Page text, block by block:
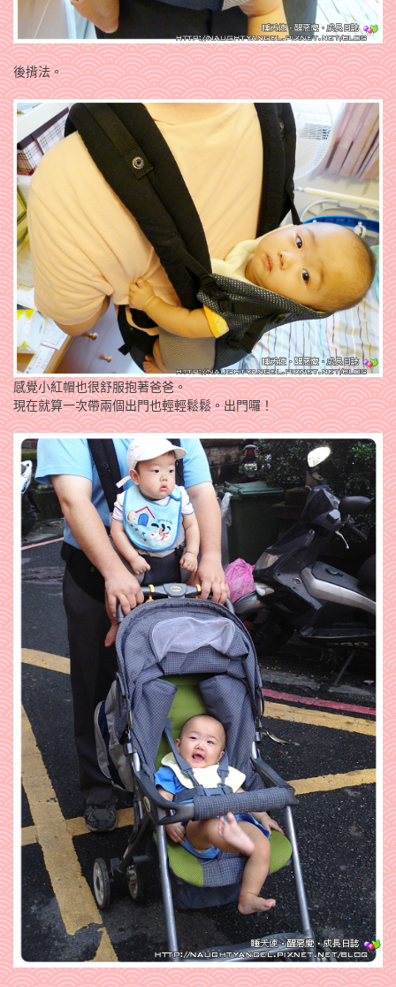
後揹法。
感覺小紅帽也很舒服抱著爸爸。
現在就算一次帶兩個出門也輕輕鬆鬆。出門囉！